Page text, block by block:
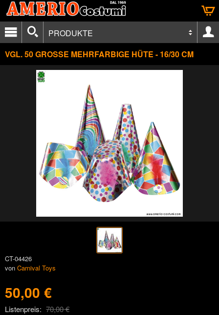
PRODUKTE
VGL. 50 GROSSE MEHRFARBIGE HÜTE - 16/30 CM
CT-04426
von Carnival Toys
50,00 €
Listenpreis: 70,00 €